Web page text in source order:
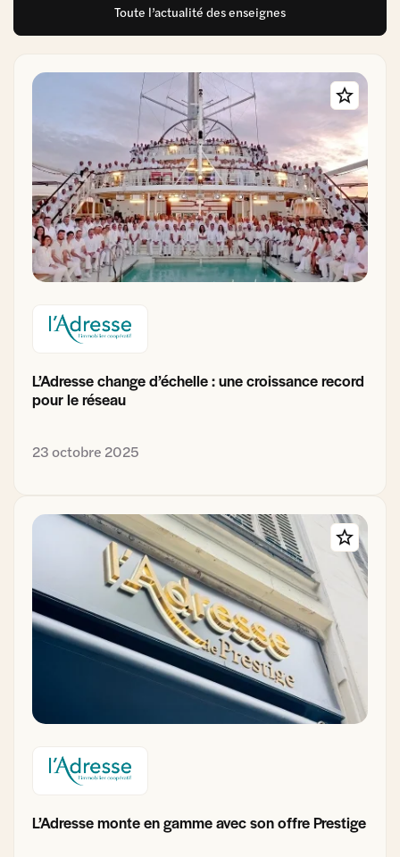
Toute l’actualité des enseignes
L’Adresse change d’échelle : une croissance record
pour le réseau
23 octobre 2025
L’Adresse monte en gamme avec son offre Prestige